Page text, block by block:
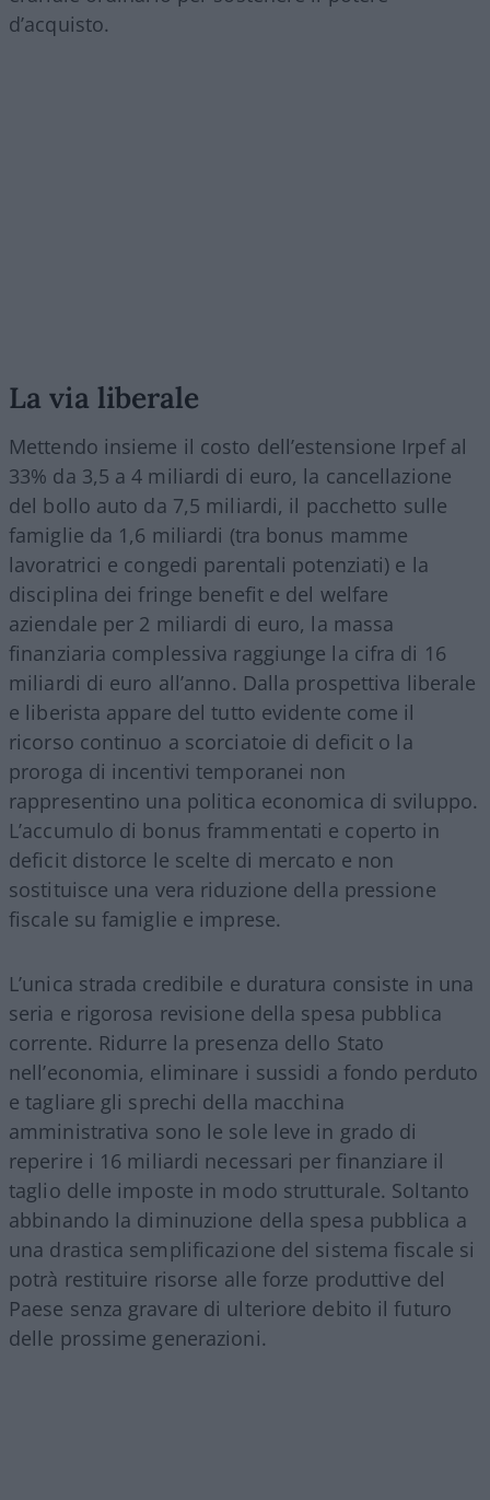
d’acquisto.
La via liberale
Mettendo insieme il costo dell’estensione Irpef al
33% da 3,5 a 4 miliardi di euro, la cancellazione
del bollo auto da 7,5 miliardi, il pacchetto sulle
famiglie da 1,6 miliardi (tra bonus mamme
lavoratrici e congedi parentali potenziati) e la
disciplina dei fringe benefit e del welfare
aziendale per 2 miliardi di euro, la massa
finanziaria complessiva raggiunge la cifra di 16
miliardi di euro all’anno. Dalla prospettiva liberale
e liberista appare del tutto evidente come il
ricorso continuo a scorciatoie di deficit o la
proroga di incentivi temporanei non
rappresentino una politica economica di sviluppo.
L’accumulo di bonus frammentati e coperto in
deficit distorce le scelte di mercato e non
sostituisce una vera riduzione della pressione
fiscale su famiglie e imprese.
L’unica strada credibile e duratura consiste in una
seria e rigorosa revisione della spesa pubblica
corrente. Ridurre la presenza dello Stato
nell’economia, eliminare i sussidi a fondo perduto
e tagliare gli sprechi della macchina
amministrativa sono le sole leve in grado di
reperire i 16 miliardi necessari per finanziare il
taglio delle imposte in modo strutturale. Soltanto
abbinando la diminuzione della spesa pubblica a
una drastica semplificazione del sistema fiscale si
potrà restituire risorse alle forze produttive del
Paese senza gravare di ulteriore debito il futuro
delle prossime generazioni.